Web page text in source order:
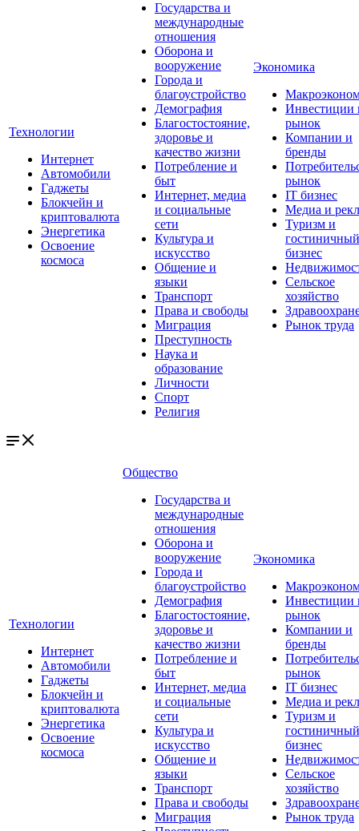
Технологии
Интернет
Автомобили
Гаджеты
Блокчейн и
криптовалюта
Энергетика
Освоение
космоса
Государства и
международные
отношения
Оборона и
вооружение
Города и
благоустройство
Демография
Благостостояние,
здоровье и
качество жизни
Потребление и
быт
Интернет, медиа
и социальные
сети
Культура и
искусство
Общение и
языки
Транспорт
Права и свободы
Миграция
Преступность
Наука и
образование
Личности
Спорт
Религия
Экономика
Инвестиции
рынок
Компании и
бренды
рынок
IT бизнес
Медиа и
Туризм и
гостиничный
бизнес
Сельское
хозяйство
Рынок труда
Технологии
Интернет
Автомобили
Гаджеты
Блокчейн и
криптовалюта
Энергетика
Освоение
космоса
Общество
Государства и
международные
отношения
Оборона и
вооружение
Города и
благоустройство
Демография
Благостостояние,
здоровье и
качество жизни
Потребление и
быт
Интернет, медиа
и социальные
сети
Культура и
искусство
Общение и
языки
Транспорт
Права и свободы
Миграция
Экономика
Инвестиции
рынок
Компании и
бренды
рынок
IT бизнес
Медиа и
Туризм и
гостиничный
бизнес
Сельское
хозяйство
Рынок труда